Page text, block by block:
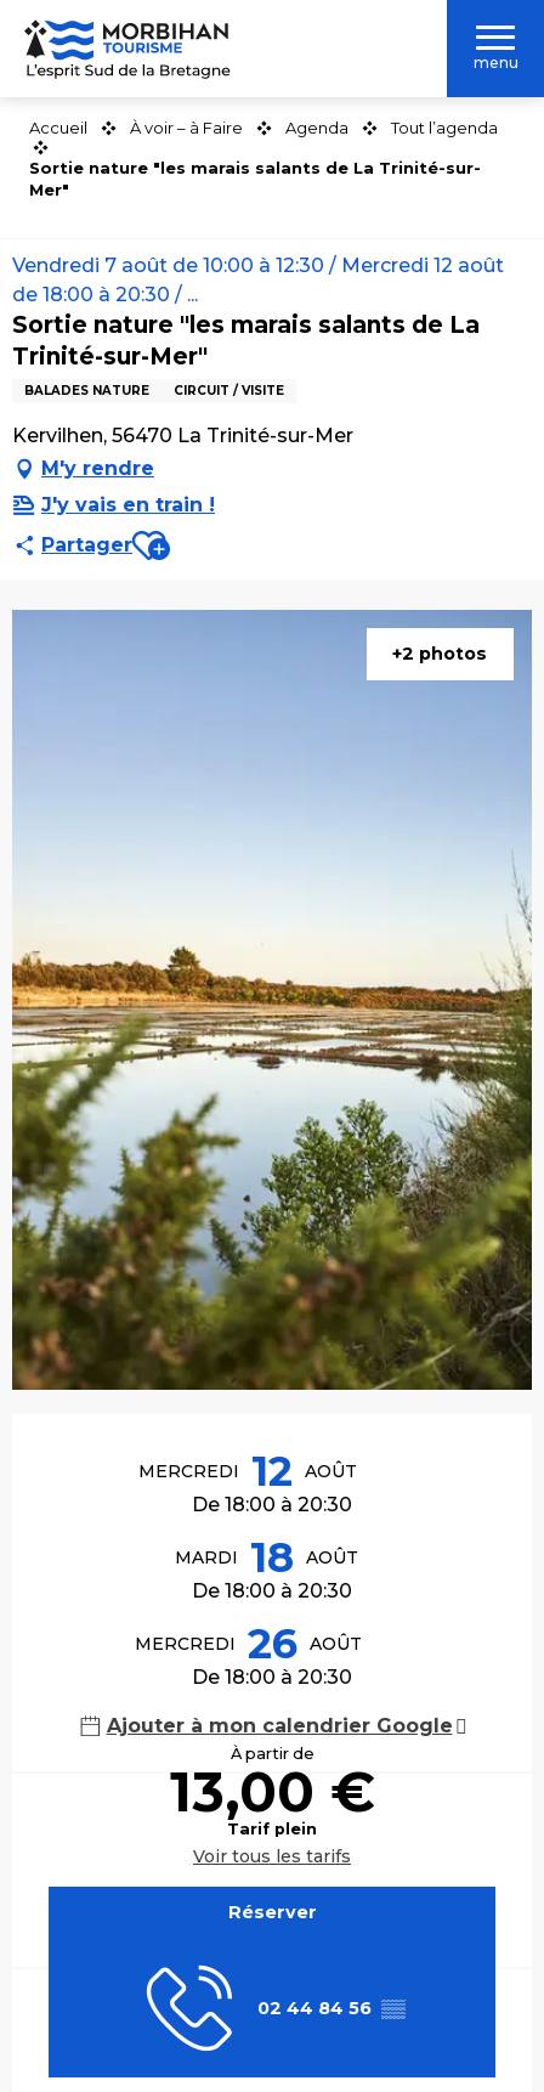
Aller
contenu
menu
Accueil À voir – à Faire Agenda Tout l’agenda
Sortie nature "les marais salants de La Trinité-sur-
Mer"
Vendredi 7 août de 10:00 à 12:30 / Mercredi 12 août
de 18:00 à 20:30 / ...
Sortie nature "les marais salants de La
Trinité-sur-Mer"
BALADES NATURE CIRCUIT / VISITE
Kervilhen, 56470 La Trinité-sur-Mer
M'y rendre
J'y vais en train !
PartagerAjouter aux favoris
+2 photos
MERCREDI 12 AOÛT
De 18:00 à 20:30
MARDI 18 AOÛT
De 18:00 à 20:30
MERCREDI 26 AOÛT
De 18:00 à 20:30
Ajouter à mon calendrier Google
À partir de
13,00 €
Tarif plein
Voir tous les tarifs
Réserver
02 44 84 56 ▒▒